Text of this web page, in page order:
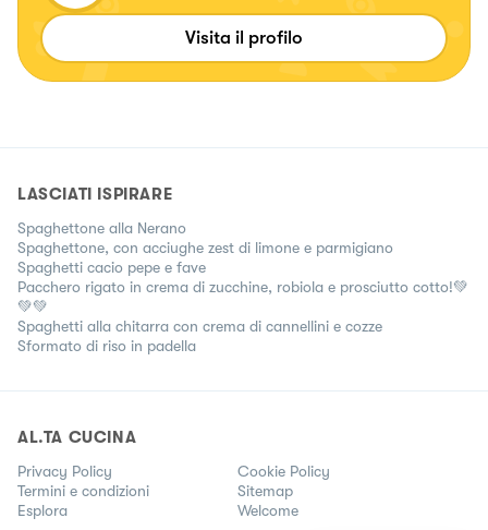
Visita il profilo
LASCIATI ISPIRARE
Spaghettone alla Nerano
Spaghettone, con acciughe zest di limone e parmigiano
Spaghetti cacio pepe e fave
Pacchero rigato in crema di zucchine, robiola e prosciutto cotto!💚
💚💚
Spaghetti alla chitarra con crema di cannellini e cozze
Sformato di riso in padella
AL.TA CUCINA
Privacy Policy
Cookie Policy
Termini e condizioni
Sitemap
Esplora
Welcome